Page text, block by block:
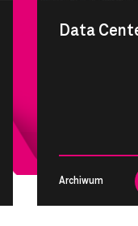
Data
Archiwum